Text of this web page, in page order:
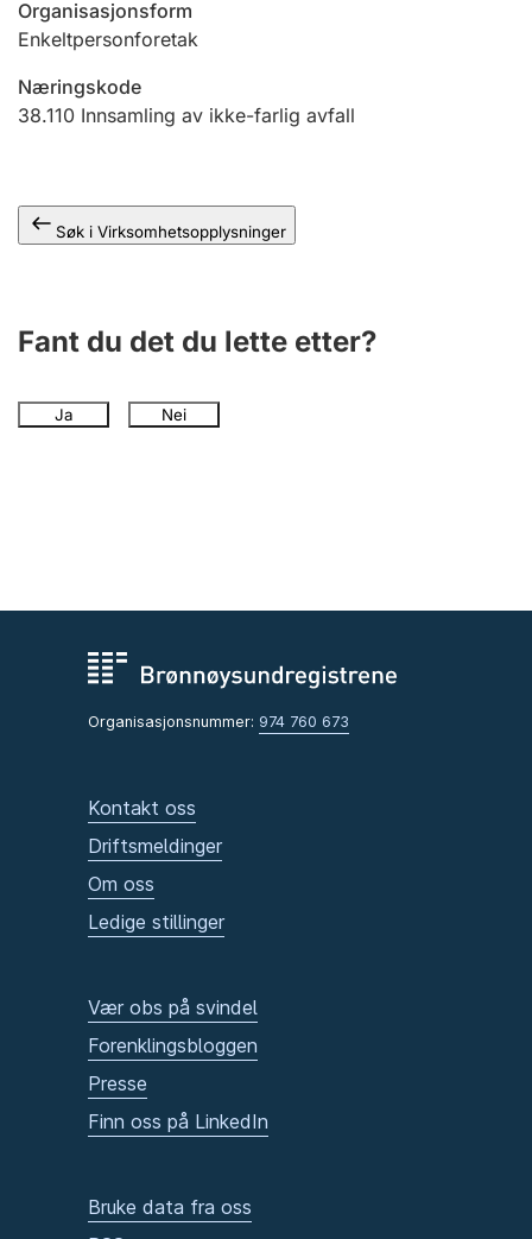
Ektepaktveileder
Offentlig sektor
Organisasjonsform
Enkeltpersonforetak
Næringskode
38.110 Innsamling av ikke-farlig avfall
Søk i Virksomhetsopplysninger
Fant du det du lette etter?
Ja Nei
Organisasjonsnummer: 974 760 673
Kontakt oss
Driftsmeldinger
Om oss
Ledige stillinger
Vær obs på svindel
Forenklingsbloggen
Presse
Finn oss på LinkedIn
Bruke data fra oss